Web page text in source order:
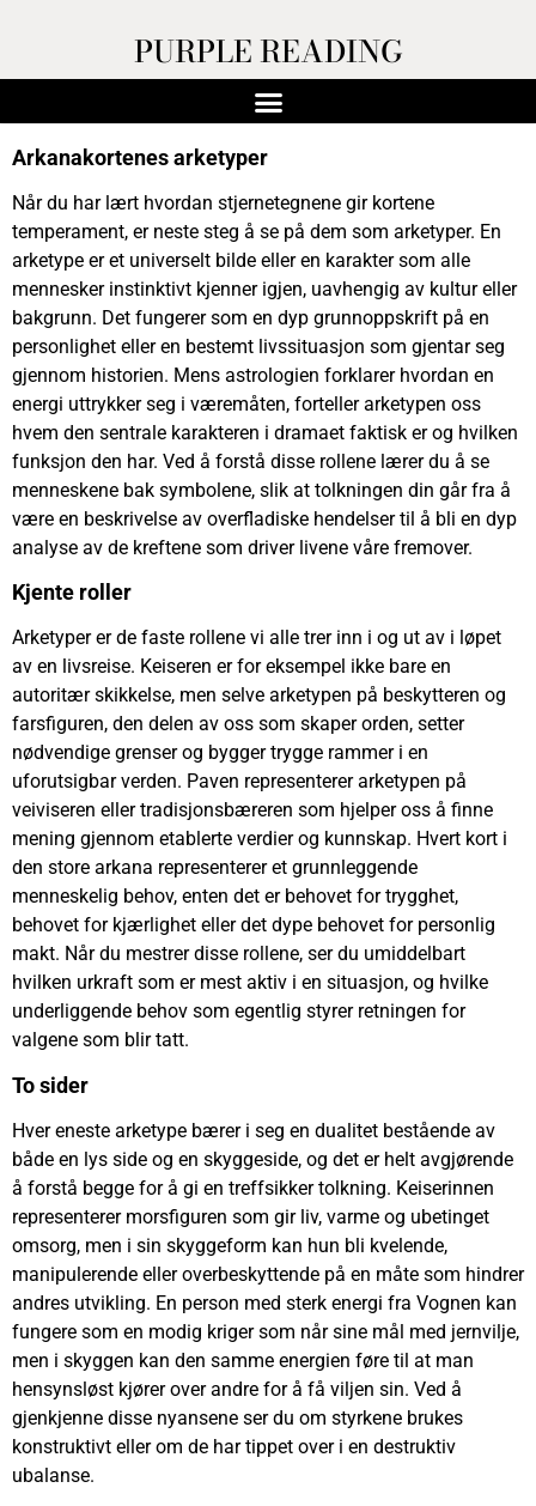
PURPLE READING
Arkanakortenes arketyper
Når du har lært hvordan stjernetegnene gir kortene
temperament, er neste steg å se på dem som arketyper. En
arketype er et universelt bilde eller en karakter som alle
mennesker instinktivt kjenner igjen, uavhengig av kultur eller
bakgrunn. Det fungerer som en dyp grunnoppskrift på en
personlighet eller en bestemt livssituasjon som gjentar seg
gjennom historien. Mens astrologien forklarer hvordan en
energi uttrykker seg i væremåten, forteller arketypen oss
hvem den sentrale karakteren i dramaet faktisk er og hvilken
funksjon den har. Ved å forstå disse rollene lærer du å se
menneskene bak symbolene, slik at tolkningen din går fra å
være en beskrivelse av overfladiske hendelser til å bli en dyp
analyse av de kreftene som driver livene våre fremover.
Kjente roller
Arketyper er de faste rollene vi alle trer inn i og ut av i løpet
av en livsreise. Keiseren er for eksempel ikke bare en
autoritær skikkelse, men selve arketypen på beskytteren og
farsfiguren, den delen av oss som skaper orden, setter
nødvendige grenser og bygger trygge rammer i en
uforutsigbar verden. Paven representerer arketypen på
veiviseren eller tradisjonsbæreren som hjelper oss å finne
mening gjennom etablerte verdier og kunnskap. Hvert kort i
den store arkana representerer et grunnleggende
menneskelig behov, enten det er behovet for trygghet,
behovet for kjærlighet eller det dype behovet for personlig
makt. Når du mestrer disse rollene, ser du umiddelbart
hvilken urkraft som er mest aktiv i en situasjon, og hvilke
underliggende behov som egentlig styrer retningen for
valgene som blir tatt.
To sider
Hver eneste arketype bærer i seg en dualitet bestående av
både en lys side og en skyggeside, og det er helt avgjørende
å forstå begge for å gi en treffsikker tolkning. Keiserinnen
representerer morsfiguren som gir liv, varme og ubetinget
omsorg, men i sin skyggeform kan hun bli kvelende,
manipulerende eller overbeskyttende på en måte som hindrer
andres utvikling. En person med sterk energi fra Vognen kan
fungere som en modig kriger som når sine mål med jernvilje,
men i skyggen kan den samme energien føre til at man
hensynsløst kjører over andre for å få viljen sin. Ved å
gjenkjenne disse nyansene ser du om styrkene brukes
konstruktivt eller om de har tippet over i en destruktiv
ubalanse.